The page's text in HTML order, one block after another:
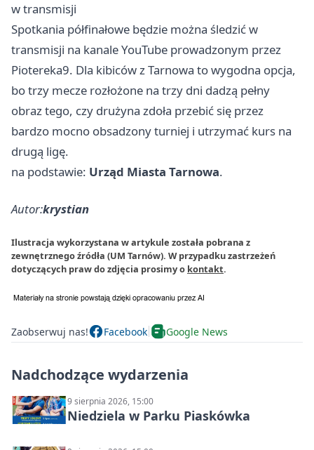
w transmisji
Spotkania półfinałowe będzie można śledzić w
transmisji na kanale YouTube prowadzonym przez
Piotereka9. Dla kibiców z Tarnowa to wygodna opcja,
bo trzy mecze rozłożone na trzy dni dadzą pełny
obraz tego, czy drużyna zdoła przebić się przez
bardzo mocno obsadzony turniej i utrzymać kurs na
drugą ligę.
na podstawie: Urząd Miasta Tarnowa.
Autor:krystian
Ilustracja wykorzystana w artykule została pobrana z
zewnętrznego źródła (UM Tarnów). W przypadku zastrzeżeń
dotyczących praw do zdjęcia prosimy o kontakt.
Zaobserwuj nas! Facebook Google News
Nadchodzące wydarzenia
9 sierpnia 2026, 15:00
Niedziela w Parku Piaskówka